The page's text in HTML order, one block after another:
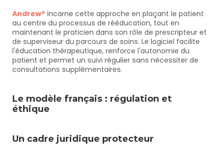
Andrew® incarne cette approche en plaçant le patient
au centre du processus de rééducation, tout en
maintenant le praticien dans son rôle de prescripteur et
de superviseur du parcours de soins. Le logiciel facilite
l'éducation thérapeutique, renforce l'autonomie du
patient et permet un suivi régulier sans nécessiter de
consultations supplémentaires.
Le modèle français : régulation et
éthique
Un cadre juridique protecteur